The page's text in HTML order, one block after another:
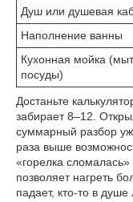
Душ или душевая
Наполнение ванны
Кухонная мойка
посуды)
Достаньте
забирает 8–12.
суммарный разбор
раза выше
«горелка
позволяет нагреть
падает, кто-то в